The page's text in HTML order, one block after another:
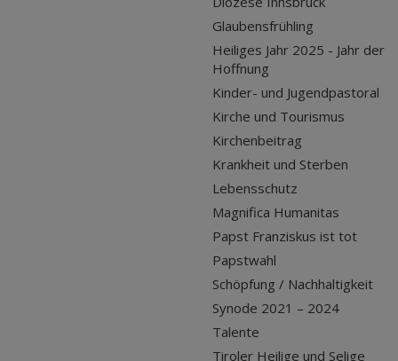
Glaubensfrühling
Heiliges Jahr 2025 - Jahr der
Hoffnung
Kinder- und Jugendpastoral
Kirche und Tourismus
Kirchenbeitrag
Krankheit und Sterben
Lebensschutz
Magnifica Humanitas
Papst Franziskus ist tot
Papstwahl
Schöpfung / Nachhaltigkeit
Synode 2021 – 2024
Talente
Tiroler Heilige und Selige